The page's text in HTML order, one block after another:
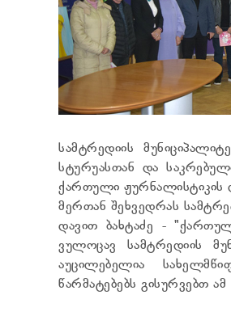
სამტრედიის
სტურუასთან და
ქართული ჟურნალისტიკის
მერთან შეხვედრას
დავით ბახტაძე -
ვულოცავ სამტრედიის
აუცილებელია
წარმატებებს გისურვებთ